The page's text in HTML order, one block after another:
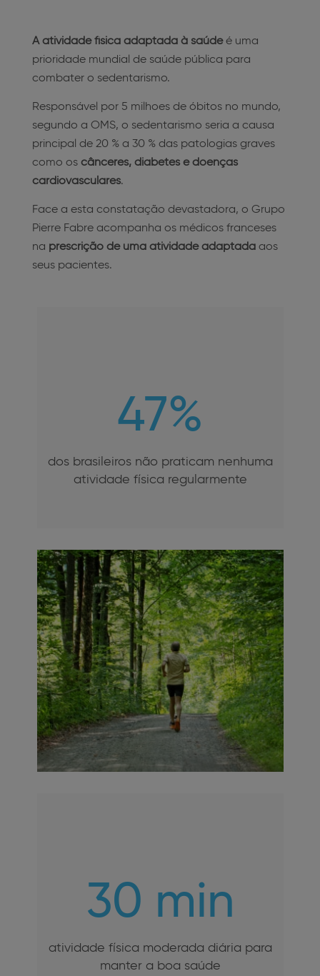
A atividade física adaptada à saúdeé uma
prioridade mundial de saúde pública para
combater o sedentarismo.
Responsável por 5 milhoes de óbitos no mundo,
segundo a OMS, o sedentarismo seria a causa
principal de 20 % a 30 % das patologias graves
como os cânceres, diabetes e doenças
cardiovasculares.
Face a esta constatação devastadora, o Grupo
Pierre Fabre acompanha os médicos franceses
na prescrição de uma atividade adaptada aos
seus pacientes.
47%
dos brasileiros não praticam nenhuma
atividade física regularmente
30 min
atividade física moderada diária para
manter a boa saúde